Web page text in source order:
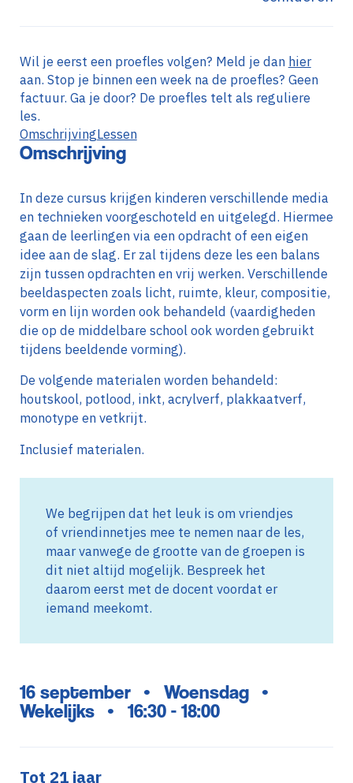
OmschrijvingLessen
Omschrijving
In deze cursus krijgen kinderen verschillende media
en technieken voorgeschoteld en uitgelegd. Hiermee
gaan de leerlingen via een opdracht of een eigen
idee aan de slag. Er zal tijdens deze les een balans
zijn tussen opdrachten en vrij werken. Verschillende
beeldaspecten zoals licht, ruimte, kleur, compositie,
vorm en lijn worden ook behandeld (vaardigheden
die op de middelbare school ook worden gebruikt
tijdens beeldende vorming).
De volgende materialen worden behandeld:
houtskool, potlood, inkt, acrylverf, plakkaatverf,
monotype en vetkrijt.
Inclusief materialen.
We begrijpen dat het leuk is om vriendjes
of vriendinnetjes mee te nemen naar de les,
maar vanwege de grootte van de groepen is
dit niet altijd mogelijk. Bespreek het
daarom eerst met de docent voordat er
iemand meekomt.
Wil je eerst een proefles volgen? Meld je dan hier
aan. Stop je binnen een week na de proefles? Geen
factuur. Ga je door? De proefles telt als reguliere
les.
16 september • Woensdag •
Wekelijks • 16:30 - 18:00
Tot 21 jaar